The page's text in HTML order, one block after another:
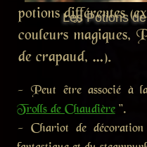
Les Potions
potions différentes
couleurs magiques,
de crapaud, …).
- Peut être associé à
Trolls de Chaudière".
- Chariot de